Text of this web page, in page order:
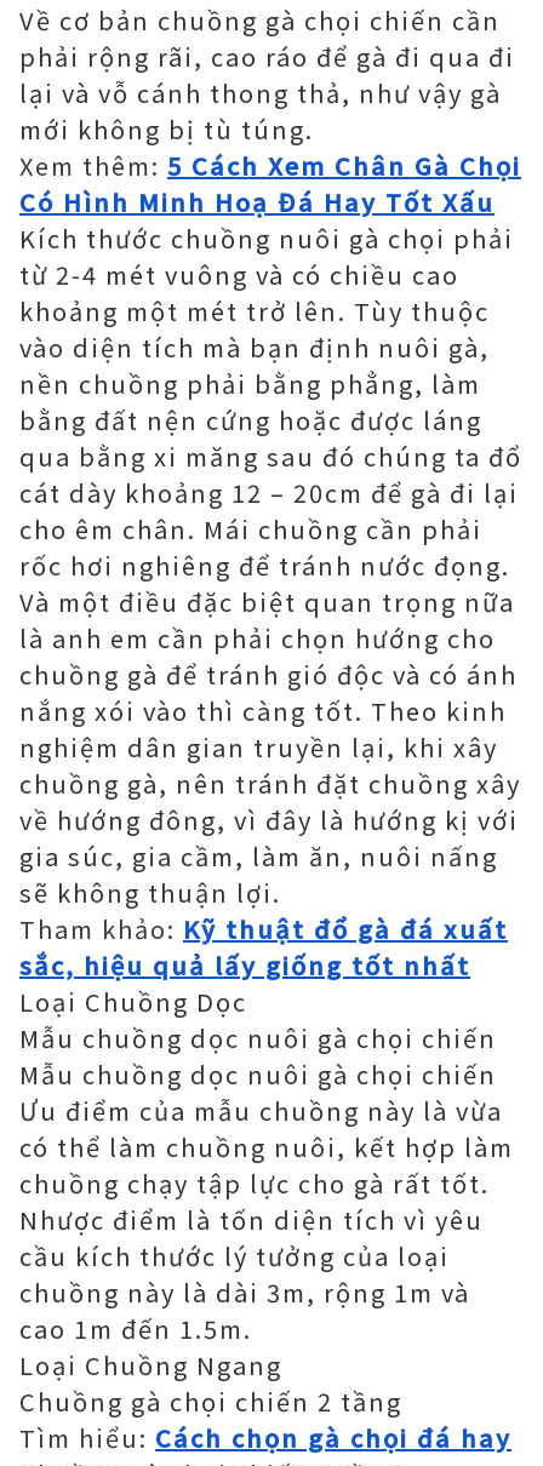
Về cơ bản chuồng gà chọi chiến cần
phải rộng rãi, cao ráo để gà đi qua đi
lại và vỗ cánh thong thả, như vậy gà
mới không bị tù túng.
Xem thêm: 5 Cách Xem Chân Gà Chọi
Có Hình Minh Hoạ Đá Hay Tốt Xấu
Kích thước chuồng nuôi gà chọi phải
từ 2-4 mét vuông và có chiều cao
khoảng một mét trở lên. Tùy thuộc
vào diện tích mà bạn định nuôi gà,
nền chuồng phải bằng phẳng, làm
bằng đất nện cứng hoặc được láng
qua bằng xi măng sau đó chúng ta đổ
cát dày khoảng 12 – 20cm để gà đi lại
cho êm chân. Mái chuồng cần phải
rốc hơi nghiêng để tránh nước đọng.
Và một điều đặc biệt quan trọng nữa
là anh em cần phải chọn hướng cho
chuồng gà để tránh gió độc và có ánh
nắng xói vào thì càng tốt. Theo kinh
nghiệm dân gian truyền lại, khi xây
chuồng gà, nên tránh đặt chuồng xây
về hướng đông, vì đây là hướng kị với
gia súc, gia cầm, làm ăn, nuôi nấng
sẽ không thuận lợi.
Tham khảo: Kỹ thuật đổ gà đá xuất
sắc, hiệu quả lấy giống tốt nhất
Loại Chuồng Dọc
Mẫu chuồng dọc nuôi gà chọi chiến
Mẫu chuồng dọc nuôi gà chọi chiến
Ưu điểm của mẫu chuồng này là vừa
có thể làm chuồng nuôi, kết hợp làm
chuồng chạy tập lực cho gà rất tốt.
Nhược điểm là tốn diện tích vì yêu
cầu kích thước lý tưởng của loại
chuồng này là dài 3m, rộng 1m và
cao 1m đến 1.5m.
Loại Chuồng Ngang
Chuồng gà chọi chiến 2 tầng
Tìm hiểu: Cách chọn gà chọi đá hay